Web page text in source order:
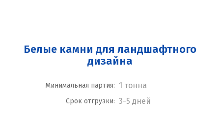
Белые камни для ландшафтного
дизайна
Минимальная партия: 1 тонна
Срок отгрузки: 3-5 дней